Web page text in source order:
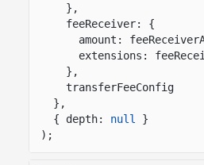
},
feeReceiver: {
amount:
extensions:
},
transferFeeConfig
},
{ depth:
null
}
);